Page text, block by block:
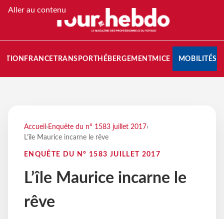
Aller au contenu
FRANCETRANSPORT HÉBERGEMENTMICE MOBILITÉS
Accueil › Enquête du n° 1583 juillet 2017›
L’île Maurice incarne le rêve
ENQUÊTE DU N° 1583 JUILLET 2017
L’île Maurice incarne le
rêve